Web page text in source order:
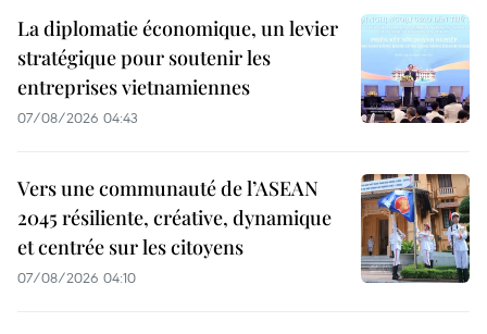
La diplomatie économique, un levier
stratégique pour soutenir les
entreprises vietnamiennes
07/08/2026 04:43
Vers une communauté de l’ASEAN
2045 résiliente, créative, dynamique
et centrée sur les citoyens
07/08/2026 04:10